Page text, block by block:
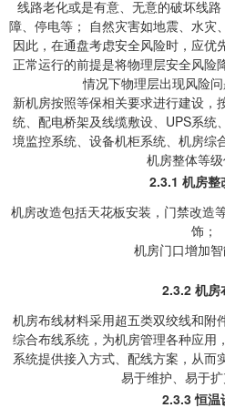
线路老化或是有意、无意的破坏线
障、停电等； 自然灾害如地震、水灾
因此，在通盘考虑安全风险时，应优
正常运行的前提是将物理层安全风险
情况下物理层出现风险问
新机房按照等保相关要求进行建设，
统、配电桥架及线缆敷设、UPS系统
境监控系统、设备机柜系统、机房综
机房整体等级
2.3.1 机房整
机房改造包括天花板安装，门禁改造
饰；
机房门口增加智
2.3.2 机房
机房布线材料采用超五类双绞线和附
综合布线系统，为机房管理各种应用
系统提供接入方式、配线方案，从而
易于维护、易于扩
2.3.3恒温